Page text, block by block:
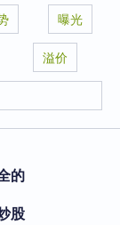
曝光
溢价
的
股